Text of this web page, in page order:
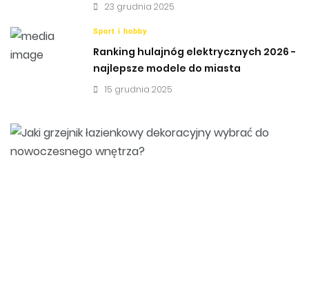
23 grudnia 2025
Sport i hobby
Ranking hulajnóg elektrycznych 2026 -
najlepsze modele do miasta
15 grudnia 2025